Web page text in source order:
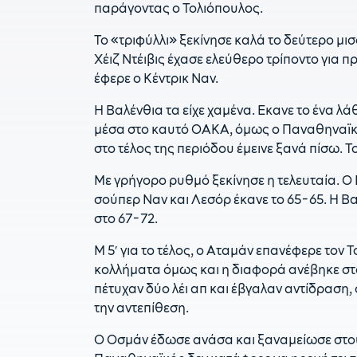
παράγοντας ο Τολιόπουλος.
Το «τριφύλλι» ξεκίνησε καλά το δεύτερο
Χέιζ Ντέιβις έχασε ελεύθερο τρίποντο
έφερε ο Κέντρικ Ναν.
Η Βαλένθια τα είχε χαμένα. Εκανε το ένα
μέσα στο καυτό ΟΑΚΑ, όμως ο
στο τέλος της περιόδου έμεινε ξανά πίσω.
Με γρήγορο ρυθμό ξεκίνησε η τελευταία.
σούπερ Ναν και Λεσόρ έκανε το 65-65. Η
στο 67-72.
Μ 5′ για το τέλος, ο Αταμάν επανέφερε τον
κολλήματα όμως και η διαφορά ανέβηκε
πέτυχαν δύο λέι απ και έβγαλαν
την αντεπίθεση.
Ο Οσμάν έδωσε ανάσα και ξαναμείωσε